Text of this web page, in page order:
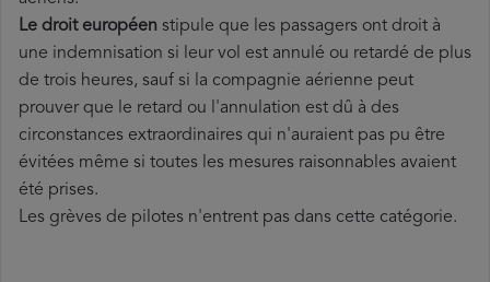
Le droit européen stipule que les passagers ont droit à
une indemnisation si leur vol est annulé ou retardé de plus
de trois heures, sauf si la compagnie aérienne peut
prouver que le retard ou l'annulation est dû à des
circonstances extraordinaires qui n'auraient pas pu être
évitées même si toutes les mesures raisonnables avaient
été prises.
Les grèves de pilotes n'entrent pas dans cette catégorie.